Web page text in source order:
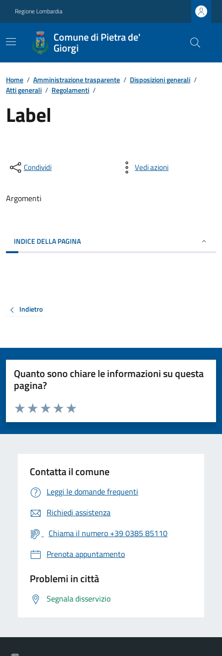
Regione Lombardia
Comune di Pietra de'
Giorgi
Home / Amministrazione trasparente / Disposizioni generali /
Atti generali / Regolamenti /
Label
Condividi Vedi azioni
Argomenti
INDICE DELLA PAGINA
Indietro
Quanto sono chiare le informazioni su questa
pagina?
Valuta da 1 a 5 stelle la pagina
Valuta 5 stelle su 5
Valuta 4 stelle su 5
Valuta 3 stelle su 5
Valuta 2 stelle su 5
Valuta 1 stelle su 5
Contatta il comune
Leggi le domande frequenti
Richiedi assistenza
Chiama il numero +39 0385 85110
Prenota appuntamento
Problemi in città
Segnala disservizio